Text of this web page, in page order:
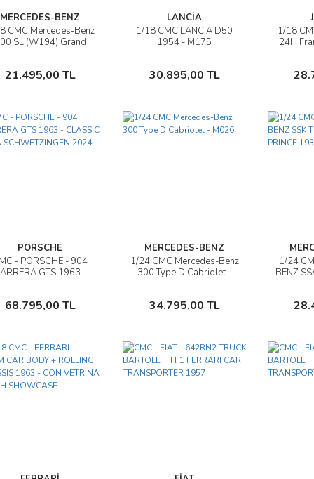
MERCEDES-BENZ
CMC Mercedes-Benz
SL (W194) Grand
21.495,00 TL
İncele
Sepete Ekle
LANCİA
1/18 CMC LANCIA D50
1954 - M175
30.895,00 TL
İncele
Sepete Ekle
1/18
24H
PORSCHE
- PORSCHE - 904
GTS 1963 -
68.795,00 TL
İncele
Sepete Ekle
MERCEDES-BENZ
1/24 CMC Mercedes-Benz
300 Type D Cabriolet -
34.795,00 TL
İncele
Sepete Ekle
1/24
BENZ